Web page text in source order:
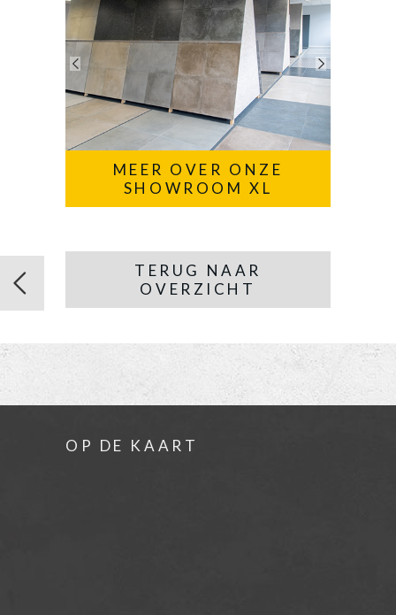
MEER OVER ONZE
SHOWROOM XL
TERUG NAAR
OVERZICHT
OP DE KAART